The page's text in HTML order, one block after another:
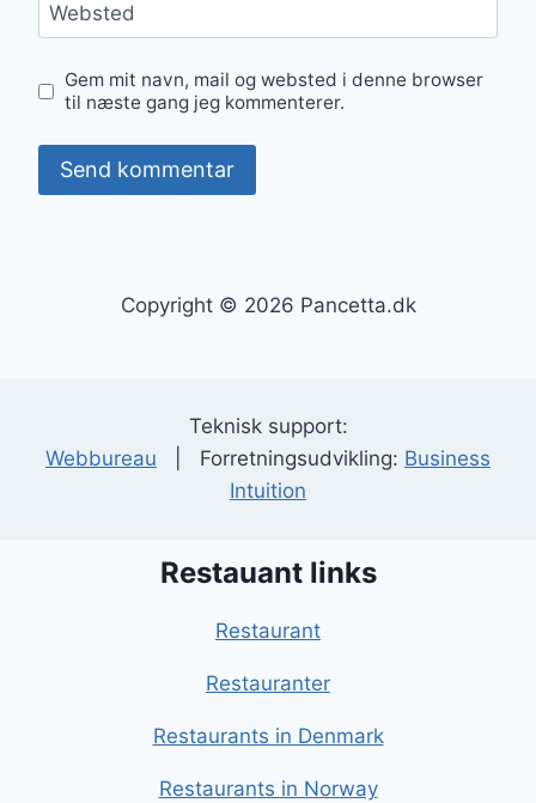
Websted
Gem mit navn, mail og websted i denne browser
til næste gang jeg kommenterer.
Copyright © 2026 Pancetta.dk
Teknisk support:
Webbureau | Forretningsudvikling: Business
Intuition
Restauant links
Restaurant
Restauranter
Restaurants in Denmark
Restaurants in Norway